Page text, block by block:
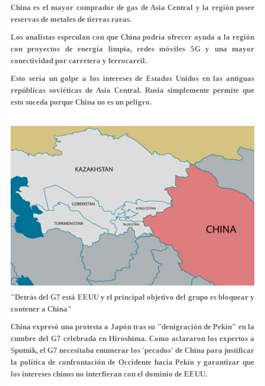
China es el mayor comprador de gas de Asia Central y la región posee
reservas de metales de tierras raras.
Los analistas especulan con que China podría ofrecer ayuda a la región
con proyectos de energía limpia, redes móviles 5G y una mayor
conectividad por carretera y ferrocarril.
Esto sería un golpe a los intereses de Estados Unidos en las antiguas
repúblicas soviéticas de Asia Central. Rusia simplemente permite que
esto suceda porque China no es un peligro.
"Detrás del G7 está EEUU y el principal objetivo del grupo es bloquear y
contener a China"
China expresó una protesta a Japón tras su "denigración de Pekín" en la
cumbre del G7 celebrada en Hiroshima. Como aclararon los expertos a
Sputnik, el G7 necesitaba enumerar los 'pecados' de China para justificar
la política de confrontación de Occidente hacia Pekín y garantizar que
los intereses chinos no interfieran con el dominio de EEUU.